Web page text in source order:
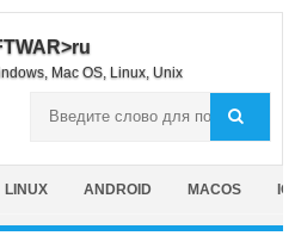
Mac OS, Linux, Unix
LINUX ANDROID MACOS